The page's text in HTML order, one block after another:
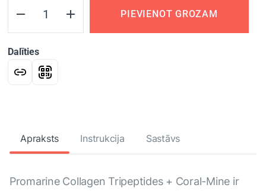
PIEVIENOT GROZAM
Dalīties
Apraksts Instrukcija Sastāvs
Promarine Collagen Tripeptides + Coral-Mine ir